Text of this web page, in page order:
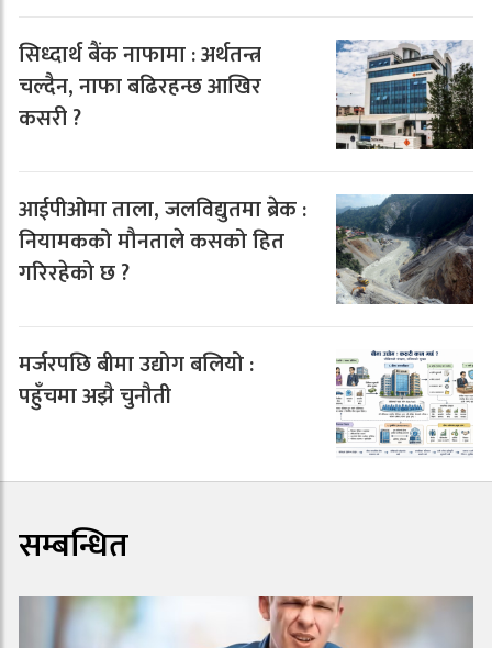
सिध्दार्थ बैंक नाफामा : अर्थतन्त्र
चल्दैन, नाफा बढिरहन्छ आखिर
कसरी ?
आईपीओमा ताला, जलविद्युतमा ब्रेक :
नियामकको मौनताले कसको हित
गरिरहेको छ ?
मर्जरपछि बीमा उद्योग बलियो :
पहुँचमा अझै चुनौती
सम्बन्धित